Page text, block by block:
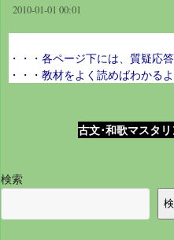
2010-01-01 00:01
・・・各ページ下には、質疑応
・・・教材をよく読めばわかる
古文･和歌マスタ
検索